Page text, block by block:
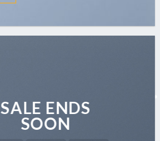
SALE ENDS
SOON